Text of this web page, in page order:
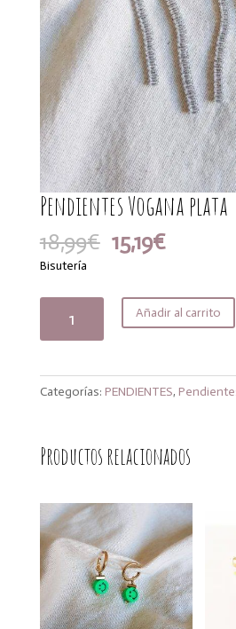
Pendientes Vogana plata
18,99€ El
precio
era:
18,99€.
15,19€El
es:
15,19€.
Bisutería
Vogana
Añadir al carrito
Categorías: PENDIENTES,
Productos relacionados